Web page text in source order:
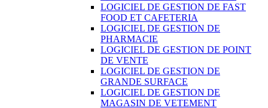
LOGICIEL DE GESTION DE FAST
FOOD ET CAFETERIA
LOGICIEL DE GESTION DE
PHARMACIE
LOGICIEL DE GESTION DE POINT
DE VENTE
LOGICIEL DE GESTION DE
GRANDE SURFACE
LOGICIEL DE GESTION DE
MAGASIN DE VETEMENT